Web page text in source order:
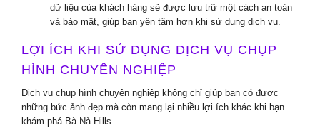
dữ liệu của khách hàng sẽ được lưu trữ một cách an toàn
và bảo mật, giúp bạn yên tâm hơn khi sử dụng dịch vụ.
LỢI ÍCH KHI SỬ DỤNG DỊCH VỤ CHỤP
HÌNH CHUYÊN NGHIỆP
Dịch vụ chụp hình chuyên nghiệp không chỉ giúp bạn có được
những bức ảnh đẹp mà còn mang lại nhiều lợi ích khác khi bạn
khám phá Bà Nà Hills.